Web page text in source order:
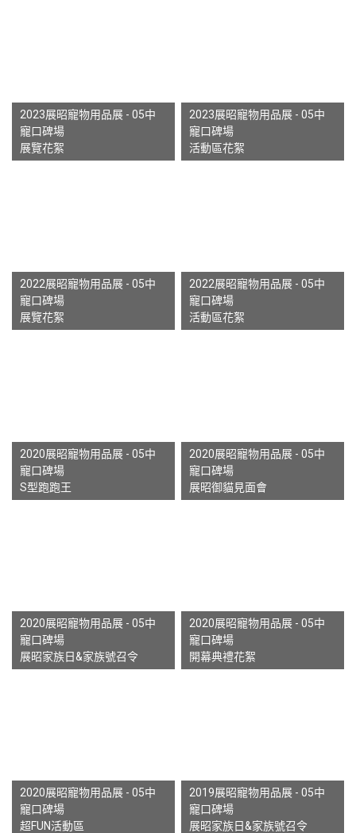
2023展昭寵物用品展 - 05中
寵口碑場
展覽花絮
2023展昭寵物用品展 - 05中
寵口碑場
活動區花絮
2022展昭寵物用品展 - 05中
寵口碑場
展覽花絮
2022展昭寵物用品展 - 05中
寵口碑場
活動區花絮
2020展昭寵物用品展 - 05中
寵口碑場
S型跑跑王
2020展昭寵物用品展 - 05中
寵口碑場
展昭御貓見面會
2020展昭寵物用品展 - 05中
寵口碑場
展昭家族日&家族號召令
2020展昭寵物用品展 - 05中
寵口碑場
開幕典禮花絮
2020展昭寵物用品展 - 05中
寵口碑場
超FUN活動區
2019展昭寵物用品展 - 05中
寵口碑場
展昭家族日&家族號召令